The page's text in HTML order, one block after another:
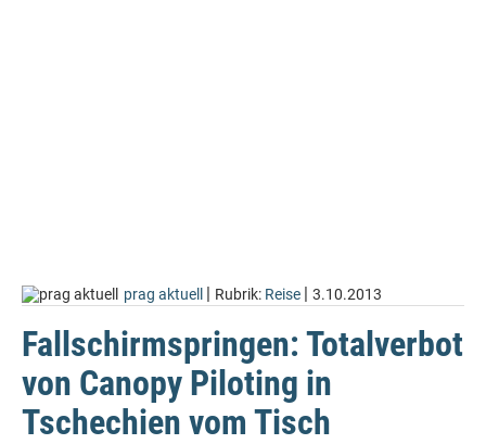
prag aktuell | Rubrik: Reise | 3.10.2013
Fallschirmspringen: Totalverbot
von Canopy Piloting in
Tschechien vom Tisch